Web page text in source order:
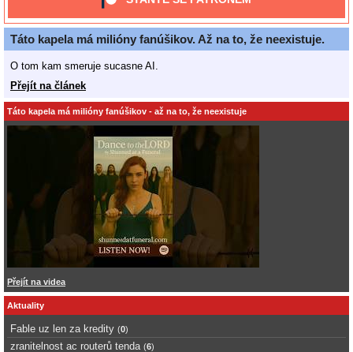
Táto kapela má milióny fanúšikov. Až na to, že neexistuje.
O tom kam smeruje sucasne AI.
Přejít na článek
Táto kapela má milióny fanúšikov - až na to, že neexistuje
Přejít na videa
Aktuality
Fable uz len za kredity (0)
zranitelnost ac routerů tenda (6)